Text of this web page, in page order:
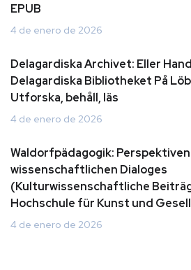
EPUB
4 de enero de 2026
Delagardiska Archivet: Eller
Delagardiska Bibliotheket På
Utforska, behåll, läs
4 de enero de 2026
Waldorfpädagogik:
wissenschaftlichen Dialoges
(Kulturwissenschaftliche
Hochschule für Kunst und
4 de enero de 2026